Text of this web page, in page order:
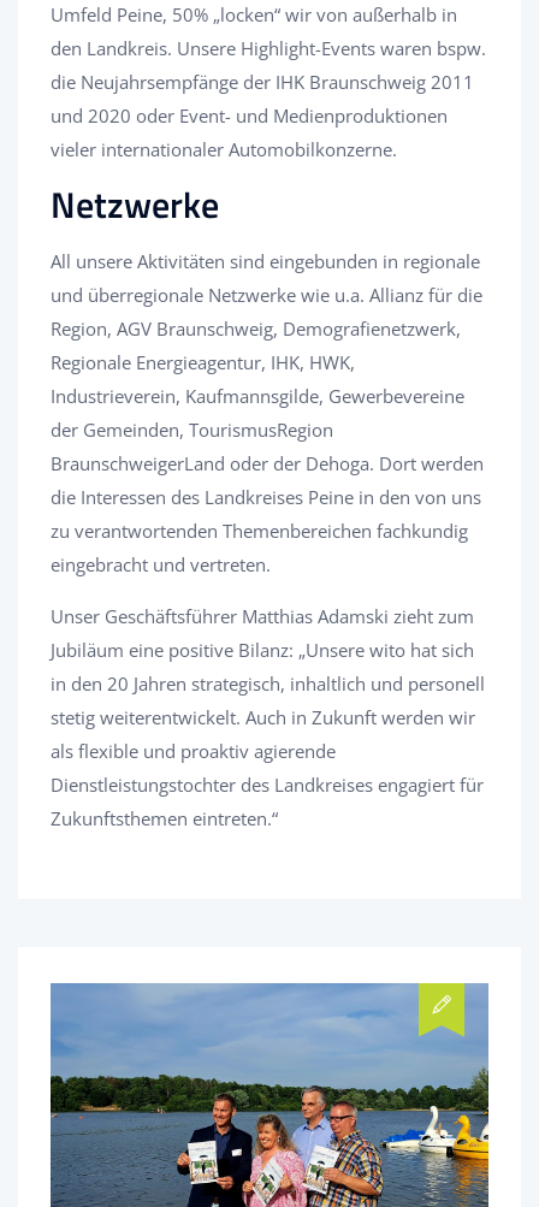
Umfeld Peine, 50% „locken“ wir von außerhalb in
den Landkreis. Unsere Highlight-Events waren bspw.
die Neujahrsempfänge der IHK Braunschweig 2011
und 2020 oder Event- und Medienproduktionen
vieler internationaler Automobilkonzerne.
Netzwerke
All unsere Aktivitäten sind eingebunden in regionale
und überregionale Netzwerke wie u.a. Allianz für die
Region, AGV Braunschweig, Demografienetzwerk,
Regionale Energieagentur, IHK, HWK,
Industrieverein, Kaufmannsgilde, Gewerbevereine
der Gemeinden, TourismusRegion
BraunschweigerLand oder der Dehoga. Dort werden
die Interessen des Landkreises Peine in den von uns
zu verantwortenden Themenbereichen fachkundig
eingebracht und vertreten.
Unser Geschäftsführer Matthias Adamski zieht zum
Jubiläum eine positive Bilanz: „Unsere wito hat sich
in den 20 Jahren strategisch, inhaltlich und personell
stetig weiterentwickelt. Auch in Zukunft werden wir
als flexible und proaktiv agierende
Dienstleistungstochter des Landkreises engagiert für
Zukunftsthemen eintreten.“